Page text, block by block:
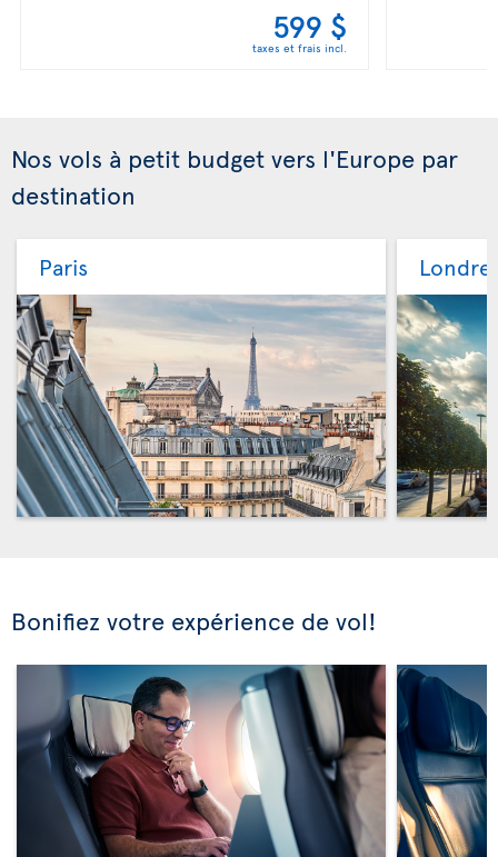
599 $
taxes et frais incl.
Nos vols à petit budget vers l'Europe par
destination
Paris
Bonifiez votre expérience de vol!